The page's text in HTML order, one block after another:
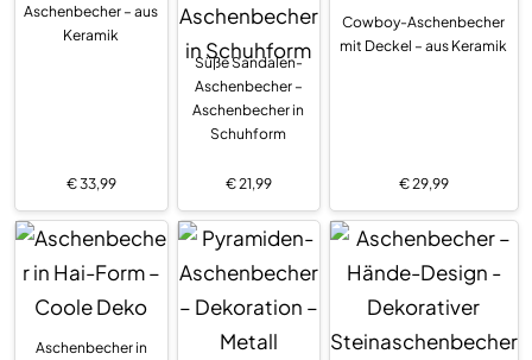
Aschenbecher – aus
Keramik
€33,99
Süße Sandalen-
Aschenbecher –
Aschenbecher in
Schuhform
€21,99
Cowboy-Aschenbecher
mit Deckel – aus Keramik
€29,99
Aschenbecher in